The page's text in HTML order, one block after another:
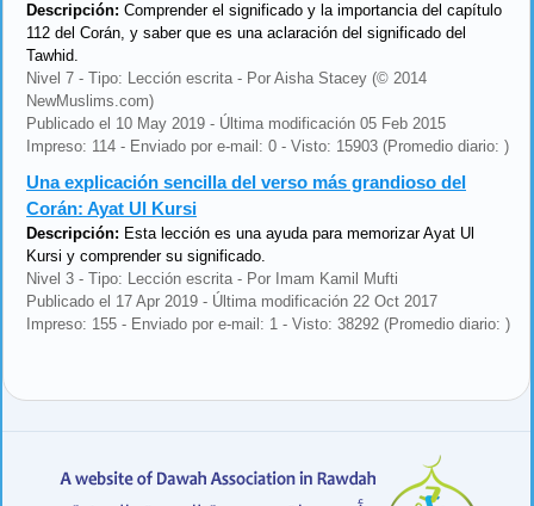
Descripción: Comprender el significado y la importancia del capítulo
112 del Corán, y saber que es una aclaración del significado del
Tawhid.
Nivel 7 - Tipo: Lección escrita - Por Aisha Stacey (© 2014
NewMuslims.com)
Publicado el 10 May 2019 - Última modificación 05 Feb 2015
Impreso: 114 - Enviado por e-mail: 0 - Visto: 15903 (Promedio diario: )
Una explicación sencilla del verso más grandioso del
Corán: Ayat Ul Kursi
Descripción: Esta lección es una ayuda para memorizar Ayat Ul
Kursi y comprender su significado.
Nivel 3 - Tipo: Lección escrita - Por Imam Kamil Mufti
Publicado el 17 Apr 2019 - Última modificación 22 Oct 2017
Impreso: 155 - Enviado por e-mail: 1 - Visto: 38292 (Promedio diario: )